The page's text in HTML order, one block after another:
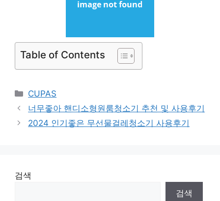
Table of Contents
Categories
CUPAS
너무좋아 핸디소형원룸청소기 추천 및 사용후기
2024 인기좋은 무선물걸레청소기 사용후기
검색
검색